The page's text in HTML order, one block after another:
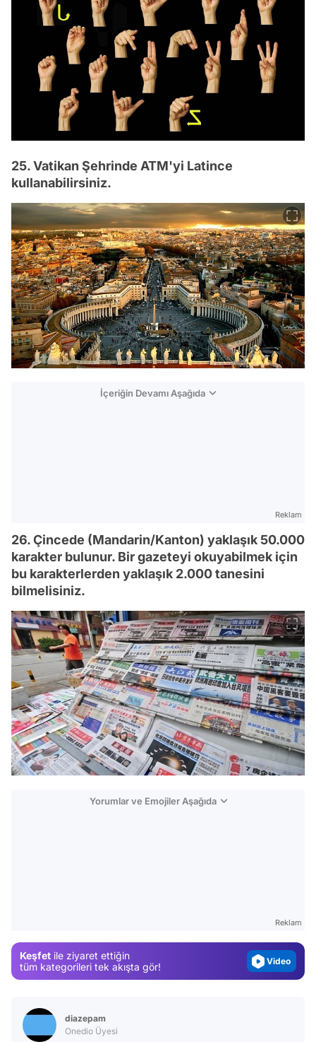
25. Vatikan Şehrinde ATM'yi Latince
kullanabilirsiniz.
İçeriğin Devamı Aşağıda
Reklam
26. Çincede (Mandarin/Kanton) yaklaşık 50.000
karakter bulunur. Bir gazeteyi okuyabilmek için
bu karakterlerden yaklaşık 2.000 tanesini
bilmelisiniz.
Yorumlar ve Emojiler Aşağıda
Reklam
Keşfet ile ziyaret ettiğin
tüm kategorileri tek akışta gör!
Video
Test
diazepam
Onedio Üyesi